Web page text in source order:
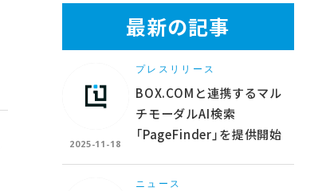
最新の記事
2025-11-18
プレスリリース
BOX.COMと連携するマル
チモーダルAI検索
「PageFinder」を提供開始
ニュース